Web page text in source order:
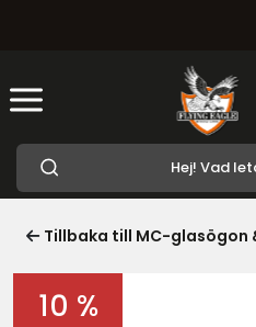
Tillbaka till MC-glasögon
10 %